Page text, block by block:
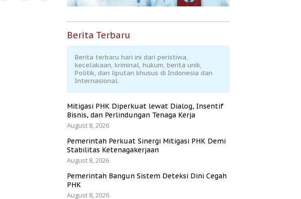
Berita Terbaru
Berita terbaru hari ini dari peristiwa,
kecelakaan, kriminal, hukum, berita unik,
Politik, dan liputan khusus di Indonesia dan
Internasional.
Mitigasi PHK Diperkuat lewat Dialog, Insentif
Bisnis, dan Perlindungan Tenaga Kerja
August 8, 2026
Pemerintah Perkuat Sinergi Mitigasi PHK Demi
Stabilitas Ketenagakerjaan
August 8, 2026
Pemerintah Bangun Sistem Deteksi Dini Cegah
PHK
August 8, 2026